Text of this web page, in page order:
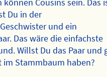
können Cousins sein. Das
Du in der
und ein
Das wäre die einfachste
Willst Du das Paar und
Stammbaum haben?